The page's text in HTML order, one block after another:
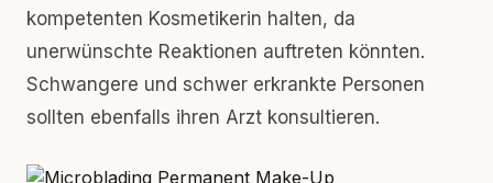
kompetenten Kosmetikerin halten, da
unerwünschte Reaktionen auftreten könnten.
Schwangere und schwer erkrankte Personen
sollten ebenfalls ihren Arzt konsultieren.